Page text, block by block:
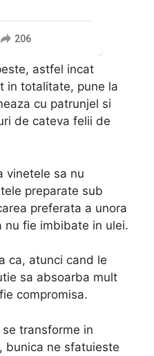
206
astfel incat
in totalitate, pune la
cu patrunjel si
de cateva felii de
vinetele sa nu
preparate sub
preferata a unora
nu fie imbibate in ulei.
ca, atunci cand le
sa absoarba mult
compromisa.
transforme in
bunica ne sfatuieste